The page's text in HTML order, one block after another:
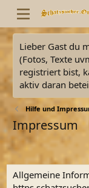
Lieber Gast du
(Fotos, Texte
registriert bist,
aktiv daran
Hilfe und
Impressum
Allgemeine